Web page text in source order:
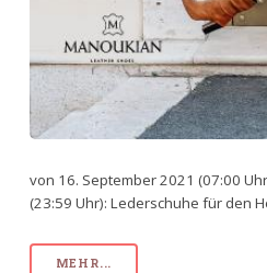
von 16. September 2021 (07:00
(23:59 Uhr): Lederschuhe für den
MEHR...